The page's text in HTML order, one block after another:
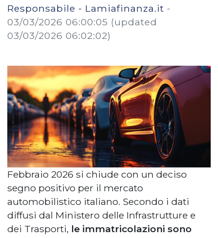
Responsabile - Lamiafinanza.it -
03/03/2026 06:00:05 (updated
03/03/2026 06:02:02)
Febbraio 2026 si chiude con un deciso
segno positivo per il mercato
automobilistico italiano. Secondo i dati
diffusi dal Ministero delle Infrastrutture e
dei Trasporti, le immatricolazioni sono